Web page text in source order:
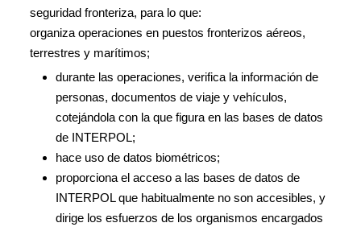
seguridad fronteriza, para lo que:
organiza operaciones en puestos fronterizos aéreos,
terrestres y marítimos;
durante las operaciones, verifica la información de
personas, documentos de viaje y vehículos,
cotejándola con la que figura en las bases de datos
de INTERPOL;
hace uso de datos biométricos;
proporciona el acceso a las bases de datos de
INTERPOL que habitualmente no son accesibles, y
dirige los esfuerzos de los organismos encargados